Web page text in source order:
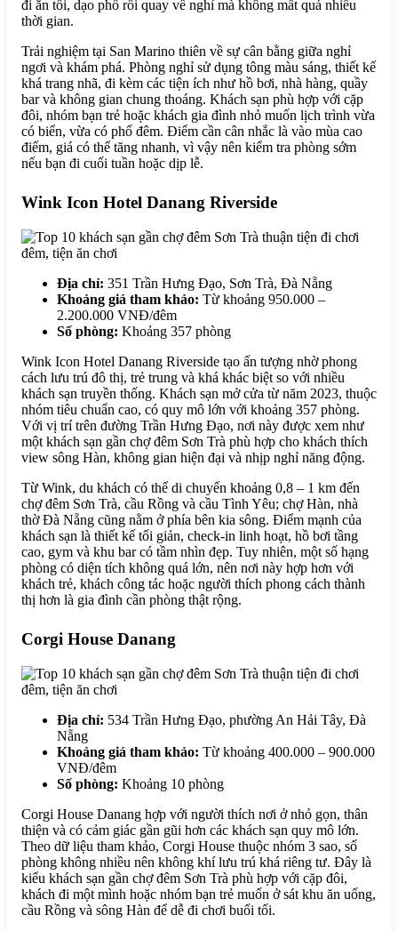
đi ăn tối, dạo phố rồi quay về nghỉ mà không mất quá nhiều
thời gian.
Trải nghiệm tại San Marino thiên về sự cân bằng giữa nghỉ
ngơi và khám phá. Phòng nghỉ sử dụng tông màu sáng, thiết kế
khá trang nhã, đi kèm các tiện ích như hồ bơi, nhà hàng, quầy
bar và không gian chung thoáng. Khách sạn phù hợp với cặp
đôi, nhóm bạn trẻ hoặc khách gia đình nhỏ muốn lịch trình vừa
có biển, vừa có phố đêm. Điểm cần cân nhắc là vào mùa cao
điểm, giá có thể tăng nhanh, vì vậy nên kiểm tra phòng sớm
nếu bạn đi cuối tuần hoặc dịp lễ.
Wink Icon Hotel Danang Riverside
Địa chỉ: 351 Trần Hưng Đạo, Sơn Trà, Đà Nẵng
Khoảng giá tham khảo: Từ khoảng 950.000 –
2.200.000 VNĐ/đêm
Số phòng: Khoảng 357 phòng
Wink Icon Hotel Danang Riverside tạo ấn tượng nhờ phong
cách lưu trú đô thị, trẻ trung và khá khác biệt so với nhiều
khách sạn truyền thống. Khách sạn mở cửa từ năm 2023, thuộc
nhóm tiêu chuẩn cao, có quy mô lớn với khoảng 357 phòng.
Với vị trí trên đường Trần Hưng Đạo, nơi này được xem như
một khách sạn gần chợ đêm Sơn Trà phù hợp cho khách thích
view sông Hàn, không gian hiện đại và nhịp nghỉ năng động.
Từ Wink, du khách có thể di chuyển khoảng 0,8 – 1 km đến
chợ đêm Sơn Trà, cầu Rồng và cầu Tình Yêu; chợ Hàn, nhà
thờ Đà Nẵng cũng nằm ở phía bên kia sông. Điểm mạnh của
khách sạn là thiết kế tối giản, check-in linh hoạt, hồ bơi tầng
cao, gym và khu bar có tầm nhìn đẹp. Tuy nhiên, một số hạng
phòng có diện tích không quá lớn, nên nơi này hợp hơn với
khách trẻ, khách công tác hoặc người thích phong cách thành
thị hơn là gia đình cần phòng thật rộng.
Corgi House Danang
Địa chỉ: 534 Trần Hưng Đạo, phường An Hải Tây, Đà
Nẵng
Khoảng giá tham khảo: Từ khoảng 400.000 – 900.000
VNĐ/đêm
Số phòng: Khoảng 10 phòng
Corgi House Danang hợp với người thích nơi ở nhỏ gọn, thân
thiện và có cảm giác gần gũi hơn các khách sạn quy mô lớn.
Theo dữ liệu tham khảo, Corgi House thuộc nhóm 3 sao, số
phòng không nhiều nên không khí lưu trú khá riêng tư. Đây là
kiểu khách sạn gần chợ đêm Sơn Trà phù hợp với cặp đôi,
khách đi một mình hoặc nhóm bạn trẻ muốn ở sát khu ăn uống,
cầu Rồng và sông Hàn để dễ đi chơi buổi tối.